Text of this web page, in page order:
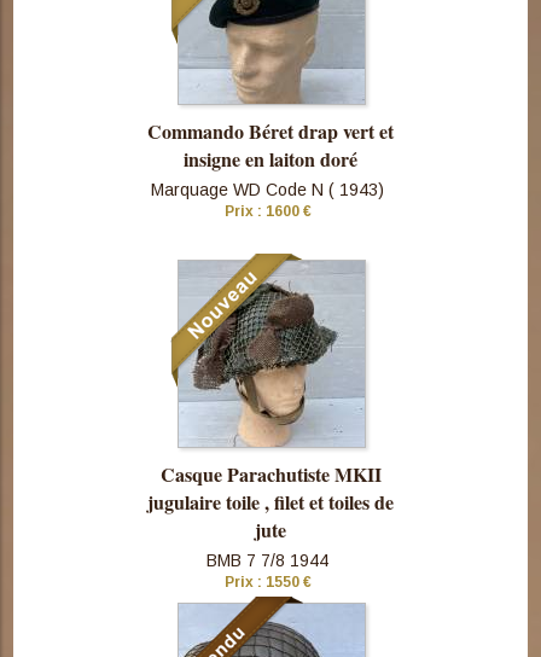
cette pièce
Commando Béret drap vert et
insigne en laiton doré
Marquage WD Code N ( 1943)
Prix : 1600 €
Consulter
cette pièce
Casque Parachutiste MKII
jugulaire toile , filet et toiles de
jute
BMB 7 7/8 1944
Prix : 1550 €